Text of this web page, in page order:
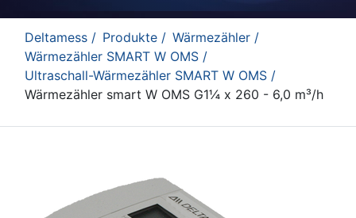
Deltamess / Produkte / Wärmezähler /
Wärmezähler SMART W OMS /
Ultraschall-Wärmezähler SMART W OMS /
Wärmezähler smart W OMS G1¼ x 260 - 6,0 m³/h